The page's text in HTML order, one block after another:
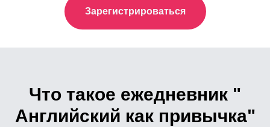
Зарегистрироваться
Что такое ежедневник "
Английский как привычка"